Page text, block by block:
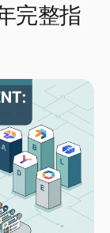
完整指